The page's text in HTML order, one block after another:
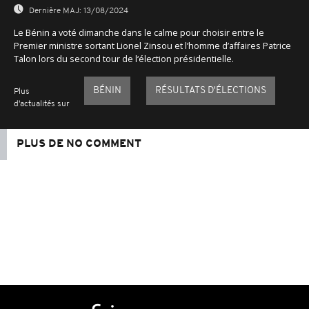
Dernière MAJ: 13/08/2024
Le Bénin a voté dimanche dans le calme pour choisir entre le
Premier ministre sortant Lionel Zinsou et l’homme d’affaires Patrice
Talon lors du second tour de l‘élection présidentielle.
Plus
d'actualités sur
BÉNIN RÉSULTATS D'ÉLECTIONS
PLUS DE NO COMMENT